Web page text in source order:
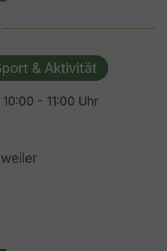
10:00 - 11:00 Uhr
& Aktivität